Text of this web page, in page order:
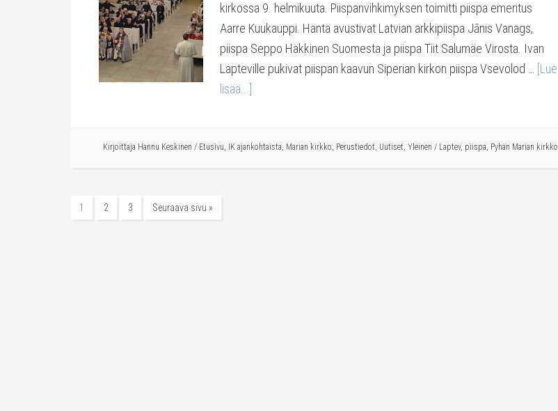
kirkossa 9. helmikuuta. Piispanvihkimyksen toimitti piispa emeritus
Aarre Kuukauppi. Häntä avustivat Latvian arkkipiispa Jānis Vanags,
piispa Seppo Häkkinen Suomesta ja piispa Tiit Salumäe Virosta. Ivan
Lapteville pukivat piispan kaavun Siperian kirkon piispa Vsevolod …
[Lue
lisää...]
Kirjoittaja Hannu Keskinen / Etusivu, IK ajankohtaista, Marian kirkko, Perustiedot, Uutiset, Yleinen / Laptev, piispa, Pyhän Marian kirkko
1 2 3 Seuraava sivu »